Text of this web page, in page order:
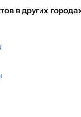
в других